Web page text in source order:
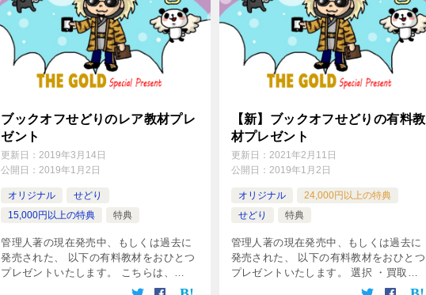
ブックオフせどりのレア教材プレ
ゼント
更新日： 2019年3月14日
公開日： 2019年1月2日
オリジナル
せどり
15,000円以上の特典
特典
管理人著の現在発売中、もしくは過去に
発売された、 以下の有料教材をおひとつ
プレゼントいたします。 こちらは、
infotop未発売で、 ごく限られた1部のル
【新】ブックオフせどりの有料教
材プレゼント
更新日： 2021年2月11日
公開日： 2019年1月2日
オリジナル
24,000円以上の特典
せどり
特典
管理人著の現在発売中、もしくは過去に
発売された、 以下の有料教材をおひとつ
プレゼントいたします。 選択 ・買取せ
どりマニュアル（19,800円） ※販売休止